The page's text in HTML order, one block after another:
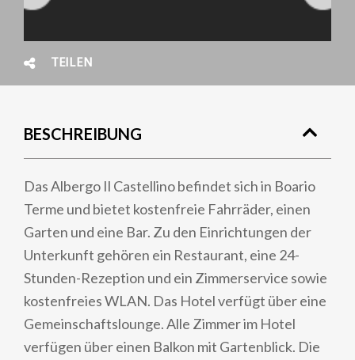
TEILEN
BESCHREIBUNG
Das Albergo Il Castellino befindet sich in Boario
Terme und bietet kostenfreie Fahrräder, einen
Garten und eine Bar. Zu den Einrichtungen der
Unterkunft gehören ein Restaurant, eine 24-
Stunden-Rezeption und ein Zimmerservice sowie
kostenfreies WLAN. Das Hotel verfügt über eine
Gemeinschaftslounge. Alle Zimmer im Hotel
verfügen über einen Balkon mit Gartenblick. Die